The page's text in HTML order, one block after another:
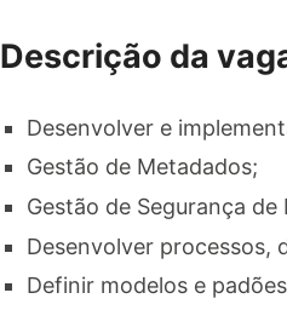
Descrição da
Desenvolver e
Gestão de Metadados;
Gestão de Segurança de
Desenvolver processos,
Definir modelos e